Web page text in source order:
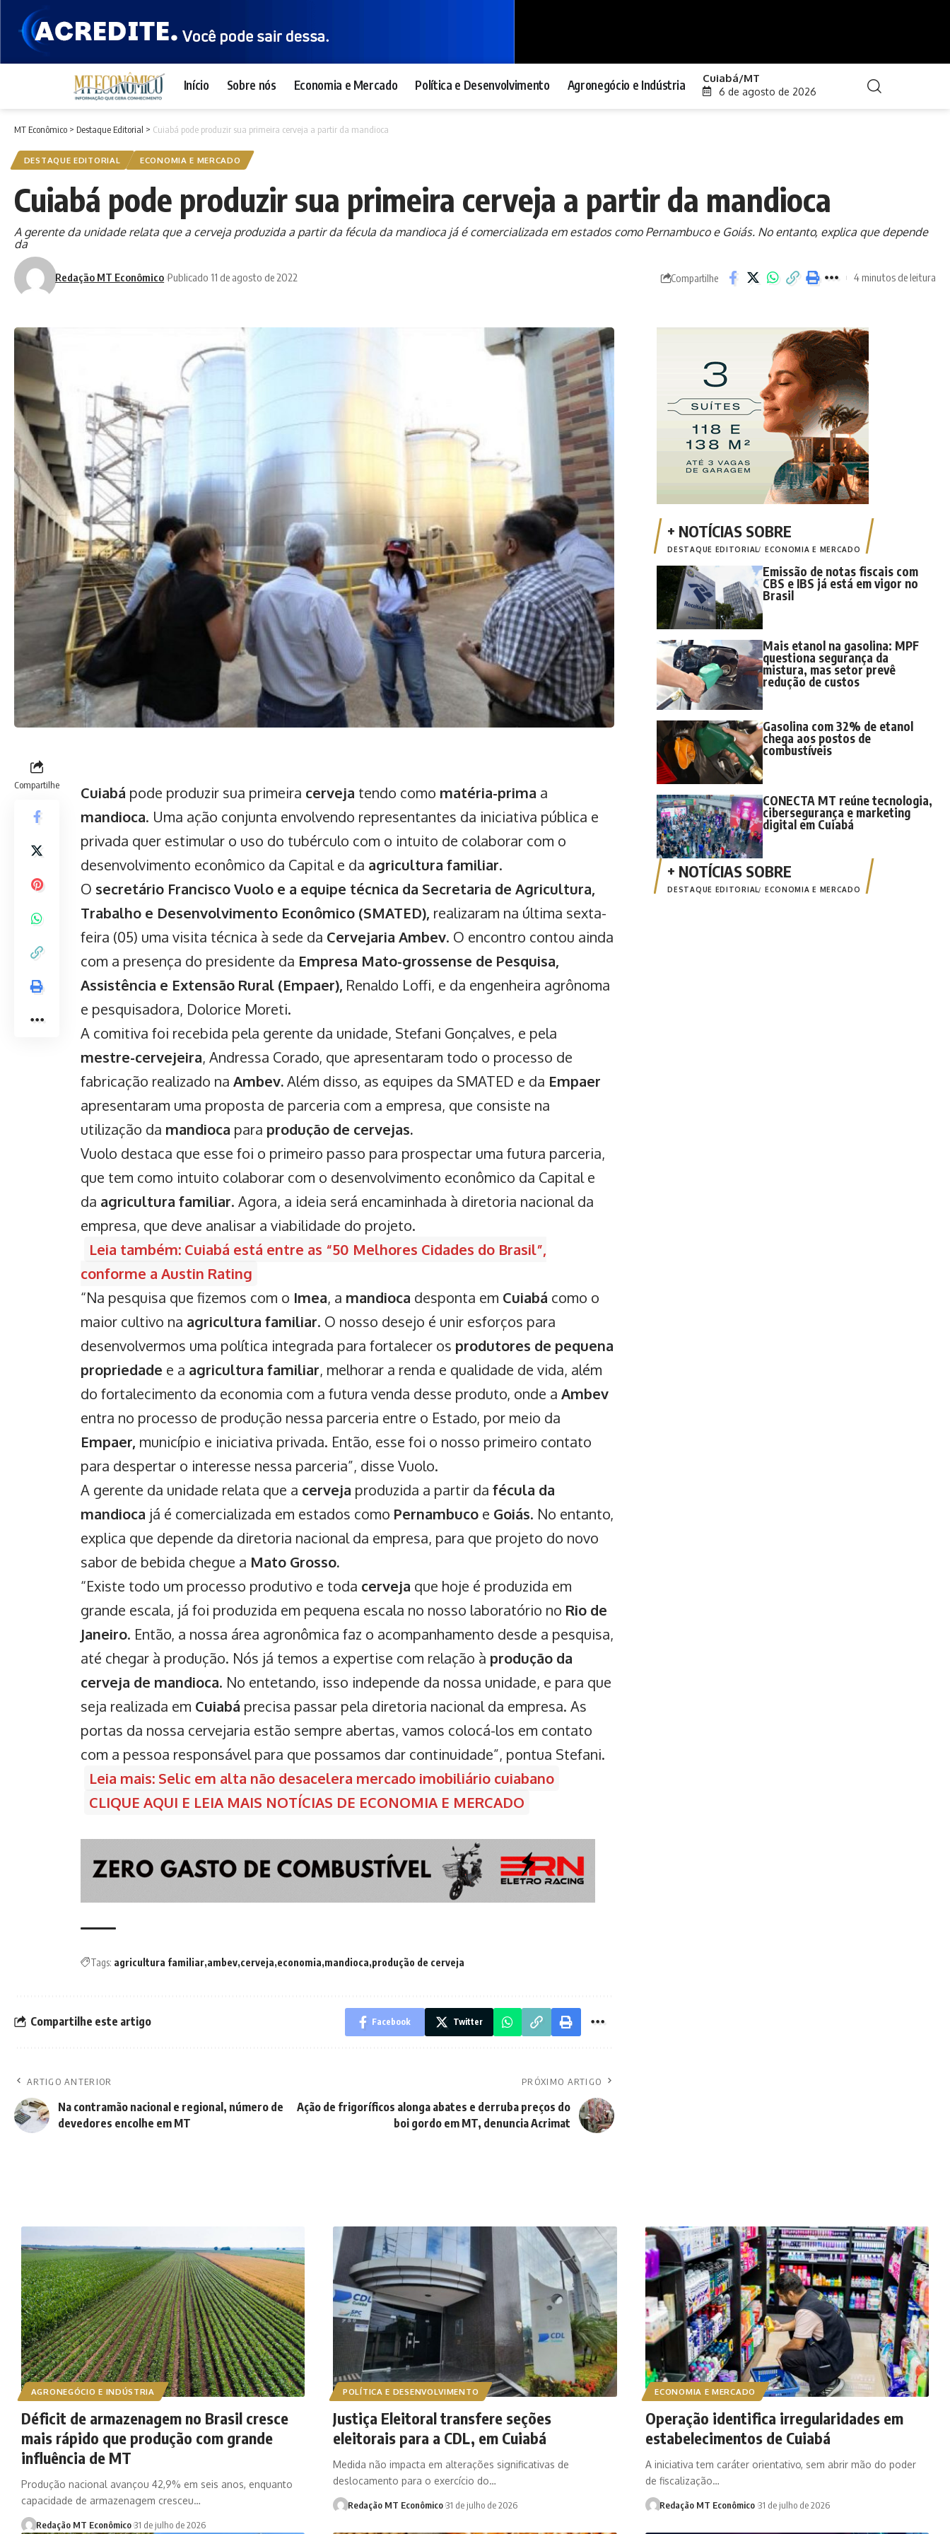
Início Sobre nós Economia e Mercado Política e Desenvolvimento Agronegócio e Indústria Cuiabá/MT
6 de agosto de 2026
MT Econômico > Destaque Editorial > Cuiabá pode produzir sua primeira cerveja a partir da mandioca
DESTAQUE EDITORIAL ECONOMIA E MERCADO
Cuiabá pode produzir sua primeira cerveja a partir da mandioca
A gerente da unidade relata que a cerveja produzida a partir da fécula da mandioca já é comercializada em estados como Pernambuco e Goiás. No entanto, explica que depende
da
Redação MT Econômico Publicado 11 de agosto de 2022 Compartilhe 4 minutos de leitura
Compartilhe Cuiabá pode produzir sua primeira cerveja tendo como matéria-prima a
mandioca. Uma ação conjunta envolvendo representantes da iniciativa pública e
privada quer estimular o uso do tubérculo com o intuito de colaborar com o
desenvolvimento econômico da Capital e da agricultura familiar.
O secretário Francisco Vuolo e a equipe técnica da Secretaria de Agricultura,
Trabalho e Desenvolvimento Econômico (SMATED), realizaram na última sexta-
feira (05) uma visita técnica à sede da Cervejaria Ambev. O encontro contou ainda
com a presença do presidente da Empresa Mato-grossense de Pesquisa,
Assistência e Extensão Rural (Empaer), Renaldo Loffi, e da engenheira agrônoma
e pesquisadora, Dolorice Moreti.
A comitiva foi recebida pela gerente da unidade, Stefani Gonçalves, e pela
mestre-cervejeira, Andressa Corado, que apresentaram todo o processo de
fabricação realizado na Ambev.Além disso, as equipes da SMATED e da Empaer
apresentaram uma proposta de parceria com a empresa, que consiste na
utilização da mandioca para produção de cervejas.
Vuolo destaca que esse foi o primeiro passo para prospectar uma futura parceria,
que tem como intuito colaborar com o desenvolvimento econômico da Capital e
da agricultura familiar. Agora, a ideia será encaminhada à diretoria nacional da
empresa, que deve analisar a viabilidade do projeto.
Leia também: Cuiabá está entre as “50 Melhores Cidades do Brasil”,
conforme a Austin Rating
“Na pesquisa que fizemos com o Imea, a mandioca desponta em Cuiabá como o
maior cultivo na agricultura familiar. O nosso desejo é unir esforços para
desenvolvermos uma política integrada para fortalecer os produtores de pequena
propriedade e a agricultura familiar, melhorar a renda e qualidade de vida, além
do fortalecimento da economia com a futura venda desse produto, onde a Ambev
entra no processo de produção nessa parceria entre o Estado, por meio da
Empaer, município e iniciativa privada. Então, esse foi o nosso primeiro contato
para despertar o interesse nessa parceria”, disse Vuolo.
A gerente da unidade relata que a cerveja produzida a partir da fécula da
mandioca já é comercializada em estados como Pernambuco e Goiás. No entanto,
explica que depende da diretoria nacional da empresa, para que projeto do novo
sabor de bebida chegue a Mato Grosso.
“Existe todo um processo produtivo e toda cerveja que hoje é produzida em
grande escala, já foi produzida em pequena escala no nosso laboratório no Rio de
Janeiro. Então, a nossa área agronômica faz o acompanhamento desde a pesquisa,
até chegar à produção. Nós já temos a expertise com relação à produção da
cerveja de mandioca. No entetando, isso independe da nossa unidade, e para que
seja realizada em Cuiabá precisa passar pela diretoria nacional da empresa. As
portas da nossa cervejaria estão sempre abertas, vamos colocá-los em contato
com a pessoa responsável para que possamos dar continuidade”, pontua Stefani.
Leia mais: Selic em alta não desacelera mercado imobiliário cuiabano
CLIQUE AQUI E LEIA MAIS NOTÍCIAS DE ECONOMIA E MERCADO
Tags: agricultura familiar ambev cerveja economia mandioca produção de cerveja
Compartilhe este artigo Facebook Twitter
ARTIGO ANTERIOR
Na contramão nacional e regional, número de
devedores encolhe em MT
PRÓXIMO ARTIGO
Ação de frigoríficos alonga abates e derruba preços do
boi gordo em MT, denuncia Acrimat
DESTAQUE EDITORIAL ECONOMIA E MERCADO
Emissão de notas fiscais com
CBS e IBS já está em vigor no
Brasil
Mais etanol na gasolina: MPF
questiona segurança da
mistura, mas setor prevê
redução de custos
Gasolina com 32% de etanol
chega aos postos de
combustíveis
CONECTA MT reúne tecnologia,
cibersegurança e marketing
digital em Cuiabá
DESTAQUE EDITORIAL ECONOMIA E MERCADO
AGRONEGÓCIO E INDÚSTRIA
Déficit de armazenagem no Brasil cresce
mais rápido que produção com grande
influência de MT
Produção nacional avançou 42,9% em seis anos, enquanto
capacidade de armazenagem cresceu…
Redação MT Econômico 31 de julho de 2026
POLÍTICA E DESENVOLVIMENTO
Justiça Eleitoral transfere seções
eleitorais para a CDL, em Cuiabá
Medida não impacta em alterações significativas de
deslocamento para o exercício do…
Redação MT Econômico 31 de julho de 2026
ECONOMIA E MERCADO
Operação identifica irregularidades em
estabelecimentos de Cuiabá
A iniciativa tem caráter orientativo, sem abrir mão do poder
de fiscalização…
Redação MT Econômico 31 de julho de 2026